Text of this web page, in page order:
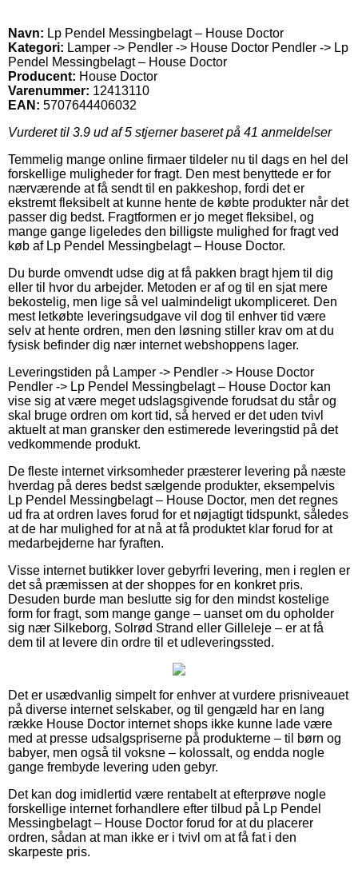
Navn: Lp Pendel Messingbelagt – House Doctor
Kategori: Lamper -> Pendler -> House Doctor Pendler -> Lp
Pendel Messingbelagt – House Doctor
Producent: House Doctor
Varenummer: 12413110
EAN: 5707644406032
Vurderet til 3.9 ud af 5 stjerner baseret på 41 anmeldelser
Temmelig mange online firmaer tildeler nu til dags en hel del
forskellige muligheder for fragt. Den mest benyttede er for
nærværende at få sendt til en pakkeshop, fordi det er
ekstremt fleksibelt at kunne hente de købte produkter når det
passer dig bedst. Fragtformen er jo meget fleksibel, og
mange gange ligeledes den billigste mulighed for fragt ved
køb af Lp Pendel Messingbelagt – House Doctor.
Du burde omvendt udse dig at få pakken bragt hjem til dig
eller til hvor du arbejder. Metoden er af og til en sjat mere
bekostelig, men lige så vel ualmindeligt ukompliceret. Den
mest letkøbte leveringsudgave vil dog til enhver tid være
selv at hente ordren, men den løsning stiller krav om at du
fysisk befinder dig nær internet webshoppens lager.
Leveringstiden på Lamper -> Pendler -> House Doctor
Pendler -> Lp Pendel Messingbelagt – House Doctor kan
vise sig at være meget udslagsgivende forudsat du står og
skal bruge ordren om kort tid, så herved er det uden tvivl
aktuelt at man gransker den estimerede leveringstid på det
vedkommende produkt.
De fleste internet virksomheder præsterer levering på næste
hverdag på deres bedst sælgende produkter, eksempelvis
Lp Pendel Messingbelagt – House Doctor, men det regnes
ud fra at ordren laves forud for et nøjagtigt tidspunkt, således
at de har mulighed for at nå at få produktet klar forud for at
medarbejderne har fyraften.
Visse internet butikker lover gebyrfri levering, men i reglen er
det så præmissen at der shoppes for en konkret pris.
Desuden burde man beslutte sig for den mindst kostelige
form for fragt, som mange gange – uanset om du opholder
sig nær Silkeborg, Solrød Strand eller Gilleleje – er at få
dem til at levere din ordre til et udleveringssted.
Det er usædvanlig simpelt for enhver at vurdere prisniveauet
på diverse internet selskaber, og til gengæld har en lang
række House Doctor internet shops ikke kunne lade være
med at presse udsalgspriserne på produkterne – til børn og
babyer, men også til voksne – kolossalt, og endda nogle
gange frembyde levering uden gebyr.
Det kan dog imidlertid være rentabelt at efterprøve nogle
forskellige internet forhandlere efter tilbud på Lp Pendel
Messingbelagt – House Doctor forud for at du placerer
ordren, sådan at man ikke er i tvivl om at få fat i den
skarpeste pris.